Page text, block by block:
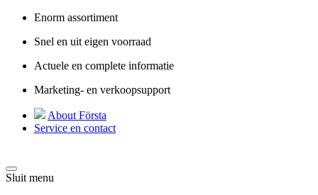
Enorm assortiment
Snel en uit eigen voorraad
Actuele en complete informatie
Marketing- en verkoopsupport
About Första
Service en contact
Sluit menu